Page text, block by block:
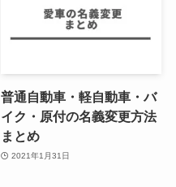
普通自動車・軽自動車・バ
イク・原付の名義変更方法
まとめ
2021年1月31日